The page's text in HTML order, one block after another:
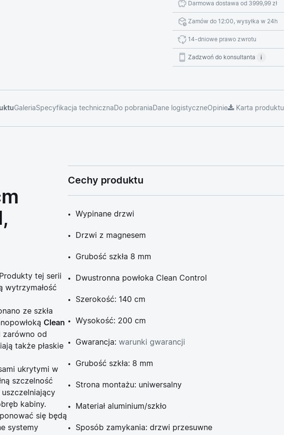
Darmowa dostawa od 3999,99 zł
Zamów do 12:00, wysyłka w 24h
14-dniowe prawo zwrotu
Zadzwoń do konsultanta
GaleriaSpecyfikacja techniczna Do pobrania Dane logistyczneOpinie Karta produktu
tej serii
wytrzymałość
ze szkła
Clean
zarówno od
także płaskie
ukrytymi w
szczelność
kabiny.
się będą
systemy
Cechy produktu
Wypinane drzwi
Drzwi z magnesem
Grubość szkła 8 mm
Dwustronna powłoka Clean Control
Szerokość: 140 cm
Wysokość: 200 cm
Gwarancja: warunki gwarancji
Grubość szkła: 8 mm
Strona montażu: uniwersalny
Materiał aluminium/szkło
Sposób zamykania: drzwi przesuwne